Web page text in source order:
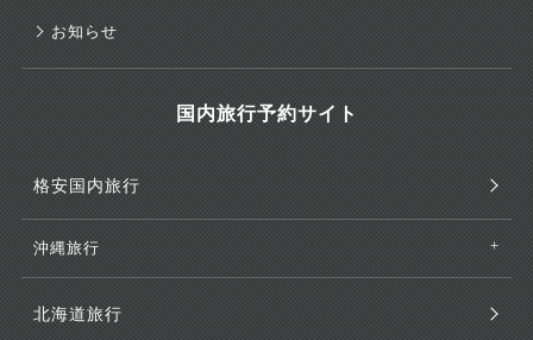
お知らせ
国内旅行予約サイト
格安国内旅行
沖縄旅行
北海道旅行